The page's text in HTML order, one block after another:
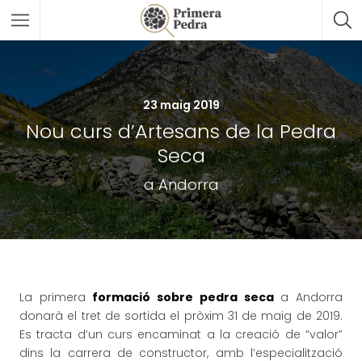
23 maig 2019
Nou curs d’Artesans de la Pedra
Seca
a Andorra
La primera formació sobre pedra secaa Andorra
donarà el tret de sortida el pròxim 31 de maig de 2019.
Es tracta d’un curs encaminat a la creació de “valor”
dins la carrera de constructor, amb l’especialització